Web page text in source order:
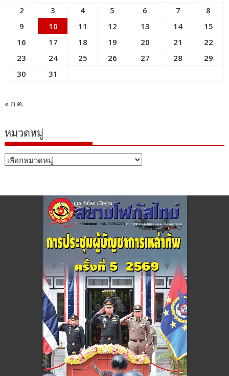
2
3 4 5 6 7
8
9
10 11 12 13 14
15
16
17 18 19 20 21
22
23
24 25 26 27 28
29
30
31
« ก.ค.
หมวดหมู่
หมวด